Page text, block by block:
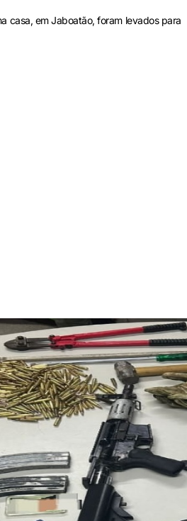
casa, em Jaboatão, foram levados para